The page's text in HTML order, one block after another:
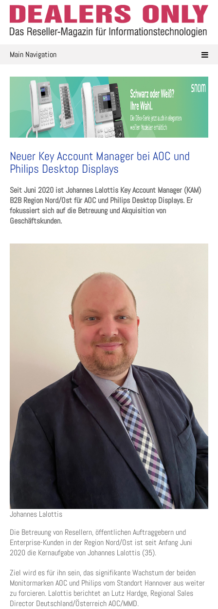
Skip
content
Main Navigation
Neuer Key Account Manager bei AOC und
Philips Desktop Displays
Seit Juni 2020 ist Johannes Lalottis Key Account Manager (KAM)
B2B Region Nord/Ost für AOC und Philips Desktop Displays. Er
fokussiert sich auf die Betreuung und Akquisition von
Geschäftskunden.
Johannes Lalottis
Die Betreuung von Resellern, öffentlichen Auftraggebern und
Enterprise-Kunden in der Region Nord/Ost ist seit Anfang Juni
2020 die Kernaufgabe von Johannes Lalottis (35).
Ziel wird es für ihn sein, das signifikante Wachstum der beiden
Monitormarken AOC und Philips vom Standort Hannover aus weiter
zu forcieren. Lalottis berichtet an Lutz Hardge, Regional Sales
Director Deutschland/Österreich AOC/MMD.